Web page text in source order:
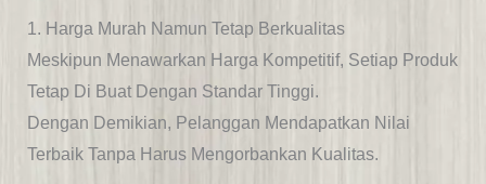
1. Harga Murah Namun Tetap Berkualitas
Meskipun Menawarkan Harga Kompetitif, Setiap Produk
Tetap Di Buat Dengan Standar Tinggi.
Dengan Demikian, Pelanggan Mendapatkan Nilai
Terbaik Tanpa Harus MengorbankAn Kualitas.